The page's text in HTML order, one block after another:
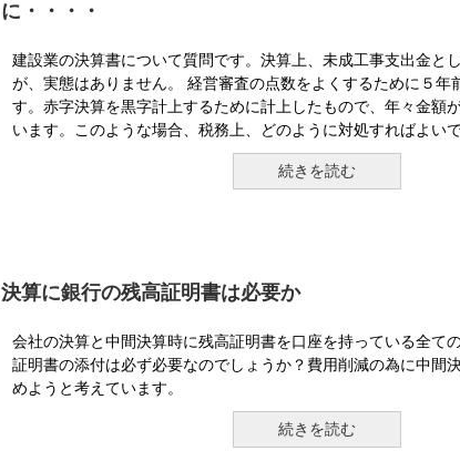
に・・・・
建設業の決算書について質問です。決算上、未成工事支出金と
が、実態はありません。 経営審査の点数をよくするために５年
す。赤字決算を黒字計上するために計上したもので、年々金額
います。このような場合、税務上、どのように対処すればよい
続きを読む
決算に銀行の残高証明書は必要か
会社の決算と中間決算時に残高証明書を口座を持っている全て
証明書の添付は必ず必要なのでしょうか？費用削減の為に中間
めようと考えています。
続きを読む